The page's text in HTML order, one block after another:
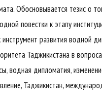
Обосновывается тезис о
повестки к этапу
развития водной
Таджикистана в
водная дипломатия,
Таджикистан,